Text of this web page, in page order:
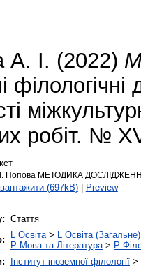
А. І. (2022)
робіт. №
Попова МЕТОДИКА
(697kB)| Preview
Стаття
L Освіта> L Освіта (Загальне)
P Мова та Література> P
Інститут іноземної філології >